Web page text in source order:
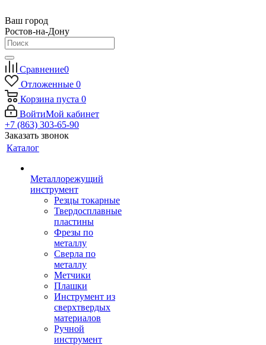
Ваш город
Ростов-на-Дону
Сравнение0
Отложенные 0
Корзина пуста 0
ВойтиМой кабинет
+7 (863) 303-65-90
Заказать звонок
Каталог
Металлорежущий
инструмент
Резцы токарные
Твердосплавные
пластины
Фрезы по
металлу
Сверла по
металлу
Метчики
Плашки
Инструмент из
сверхтвердых
материалов
Ручной
инструмент